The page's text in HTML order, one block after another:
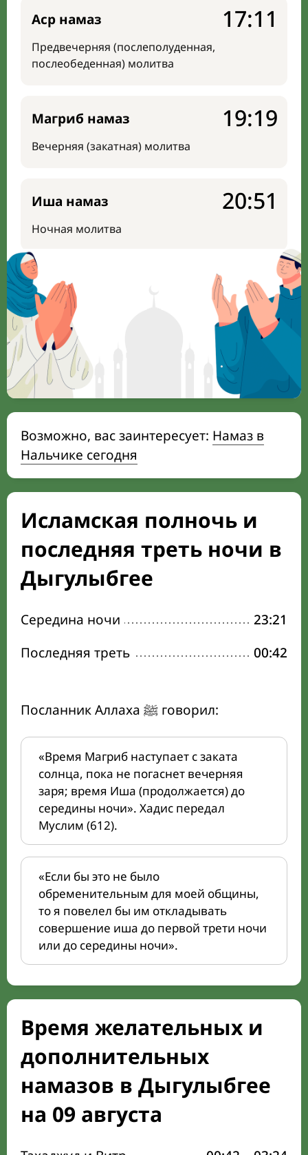
Аср намаз
Предвечерняя (послеполуденная,
послеобеденная) молитва
17:11
Магриб намаз
Вечерняя (закатная) молитва
19:19
Иша намаз
Ночная молитва
20:51
Возможно, вас заинтересует: Намаз в
Нальчике сегодня
Исламская полночь и
последняя треть ночи в
Дыгулыбгее
Середина ночи
23:21
Последняя треть
00:42
Посланник Аллаха ﷺ говорил:
«Время Магриб наступает с заката
солнца, пока не погаснет вечерняя
заря; время Иша (продолжается) до
середины ночи». Хадис передал
Муслим (612).
«Если бы это не было
обременительным для моей общины,
то я повелел бы им откладывать
совершение иша до первой трети ночи
или до середины ночи».
Время желательных и
дополнительных
намазов в Дыгулыбгее
на 09 августа